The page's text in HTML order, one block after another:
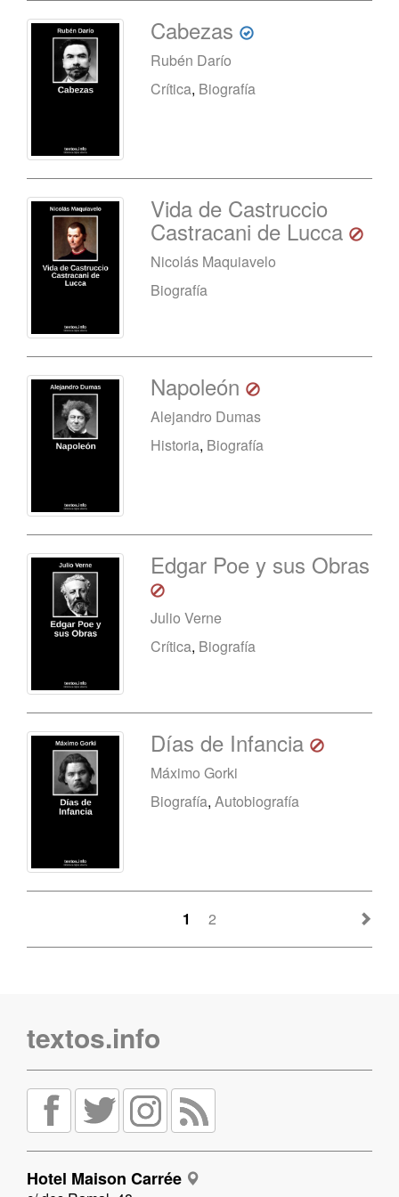
Cabezas
Rubén Darío
Crítica, Biografía
Vida de Castruccio
Castracani de Lucca
Nicolás Maquiavelo
Biografía
Napoleón
Alejandro Dumas
Historia, Biografía
Edgar Poe y sus Obras
Julio Verne
Crítica, Biografía
Días de Infancia
Máximo Gorki
Biografía,Autobiografía
1 2
textos.info
Hotel Maison Carrée